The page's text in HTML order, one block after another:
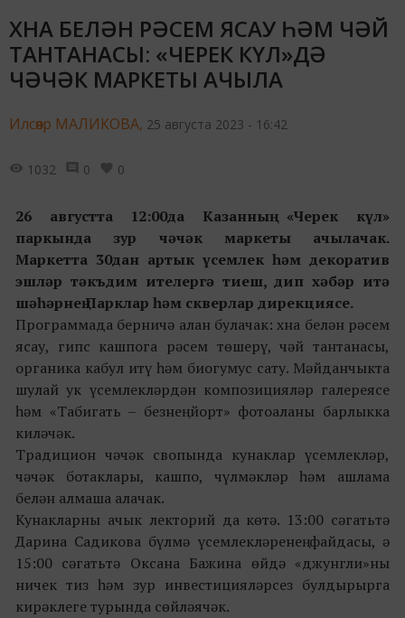
ХНА БЕЛӘН РӘСЕМ ЯСАУ ҺӘМ ЧӘЙ
ТАНТАНАСЫ: «ЧЕРЕК КҮЛ»ДӘ
ЧӘЧӘК МАРКЕТЫ АЧЫЛА
Илсөяр МАЛИКОВА, 25 августа 2023 - 16:42
1032 0 0
26 августта 12:00да Казанның «Черек күл»
паркында зур чәчәк маркеты ачылачак.
Маркетта 30дан артык үсемлек һәм декоратив
эшләр тәкъдим ителергә тиеш, дип хәбәр итә
шәһәрнең Парклар һәм скверлар дирекциясе.
Программада берничә алан булачак: хна белән рәсем
ясау, гипс кашпога рәсем төшерү, чәй тантанасы,
органика кабул итү һәм биогумус сату. Мәйданчыкта
шулай ук үсемлекләрдән композицияләр галереясе
һәм «Табигать – безнең йорт» фотоаланы барлыкка
киләчәк.
Традицион чәчәк свопында кунаклар үсемлекләр,
чәчәк ботаклары, кашпо, чүлмәкләр һәм ашлама
белән алмаша алачак.
Кунакларны ачык лекторий да көтә. 13:00 сәгатьтә
Дарина Садикова бүлмә үсемлекләренең файдасы, ә
15:00 сәгатьтә Оксана Бажина өйдә «джунгли»ны
ничек тиз һәм зур инвестицияләрсез булдырырга
кирәклеге турында сөйләячәк.